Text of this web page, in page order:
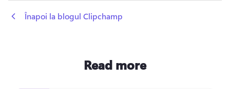
Înapoi la blogul Clipchamp
Read more